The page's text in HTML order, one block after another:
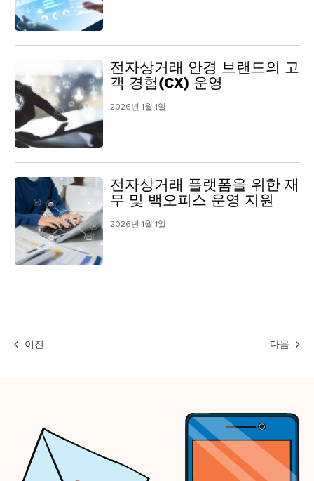
전자상거래 안경 브랜드의 고
객 경험(CX) 운영
2026년 1월 1일
전자상거래 플랫폼을 위한 재
무 및 백오피스 운영 지원
2026년 1월 1일
이전 다음